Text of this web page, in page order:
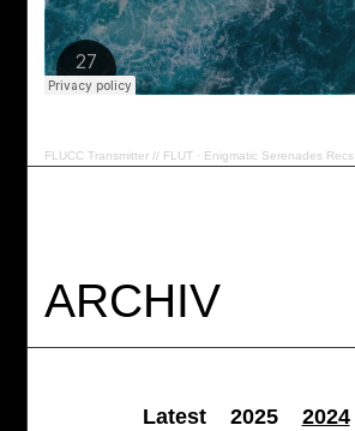
FLUCC Transmitter // FLUT · Enigmatic Serenades Recs
ARCHIV
Latest 2025 2024